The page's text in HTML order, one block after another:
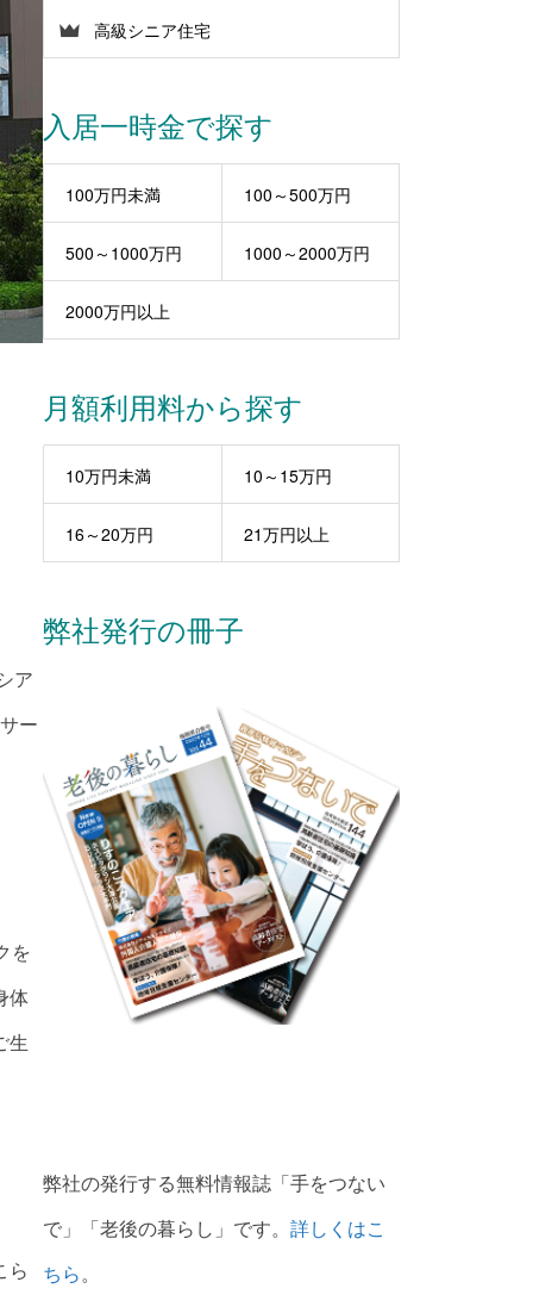
ア
ー
を
体
生
ら
高級シニア住宅
入居一時金で探す
100万円未満 100～500万円
500～1000万円 1000～2000万円
2000万円以上
月額利用料から探す
10万円未満 10～15万円
16～20万円 21万円以上
弊社発行の冊子
弊社の発行する無料情報誌「手をつない
で」「老後の暮らし」です。 詳しくはこ
ちら。